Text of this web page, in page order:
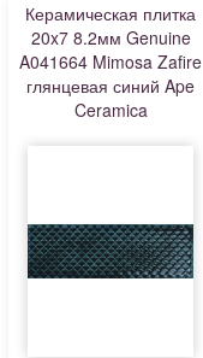
Керамическая плитка
20x7 8.2мм Genuine
A041664 Mimosa Zafire
глянцевая синий Ape
Ceramica